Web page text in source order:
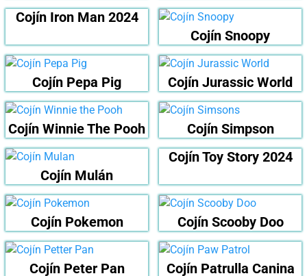
Cojín Iron Man 2024
Cojín Snoopy
Cojín Pepa Pig Cojín Jurassic World
Cojín Winnie The Pooh Cojín Simpson
Cojín Mulán
Cojín Toy Story 2024
Cojín Pokemon Cojín Scooby Doo
Cojín Peter Pan Cojín Patrulla Canina